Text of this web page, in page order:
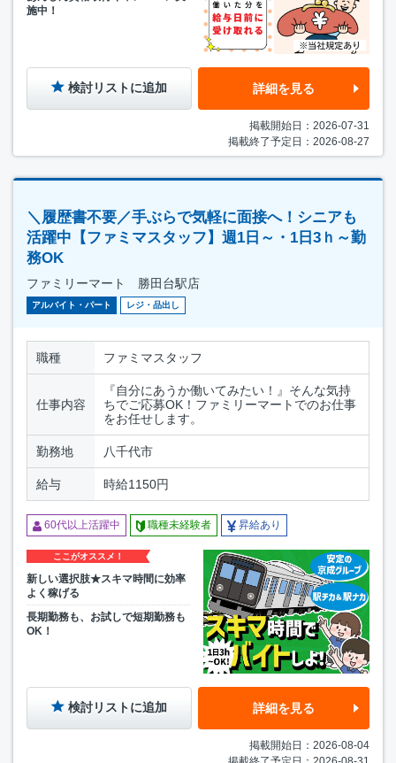
施中！
検討リストに追加 詳細を見る
掲載開始日：2026-07-31
掲載終了予定日：2026-08-27
＼履歴書不要／手ぶらで気軽に面接へ！シニアも
活躍中【ファミマスタッフ】週1日～・1日3ｈ～勤
務OK
ファミリーマート 勝田台駅店
アルバイト・パート レジ・品出し
職種 ファミマスタッフ
仕事内容
『自分にあうか働いてみたい！』そんな気持
ちでご応募OK！ファミリーマートでのお仕事
をお任せします。
勤務地 八千代市
給与 時給1150円
60代以上活躍中 職種未経験者 昇給あり
ここがオススメ！
新しい選択肢★スキマ時間に効率
よく稼げる
長期勤務も、お試しで短期勤務も
OK！
検討リストに追加 詳細を見る
掲載開始日：2026-08-04